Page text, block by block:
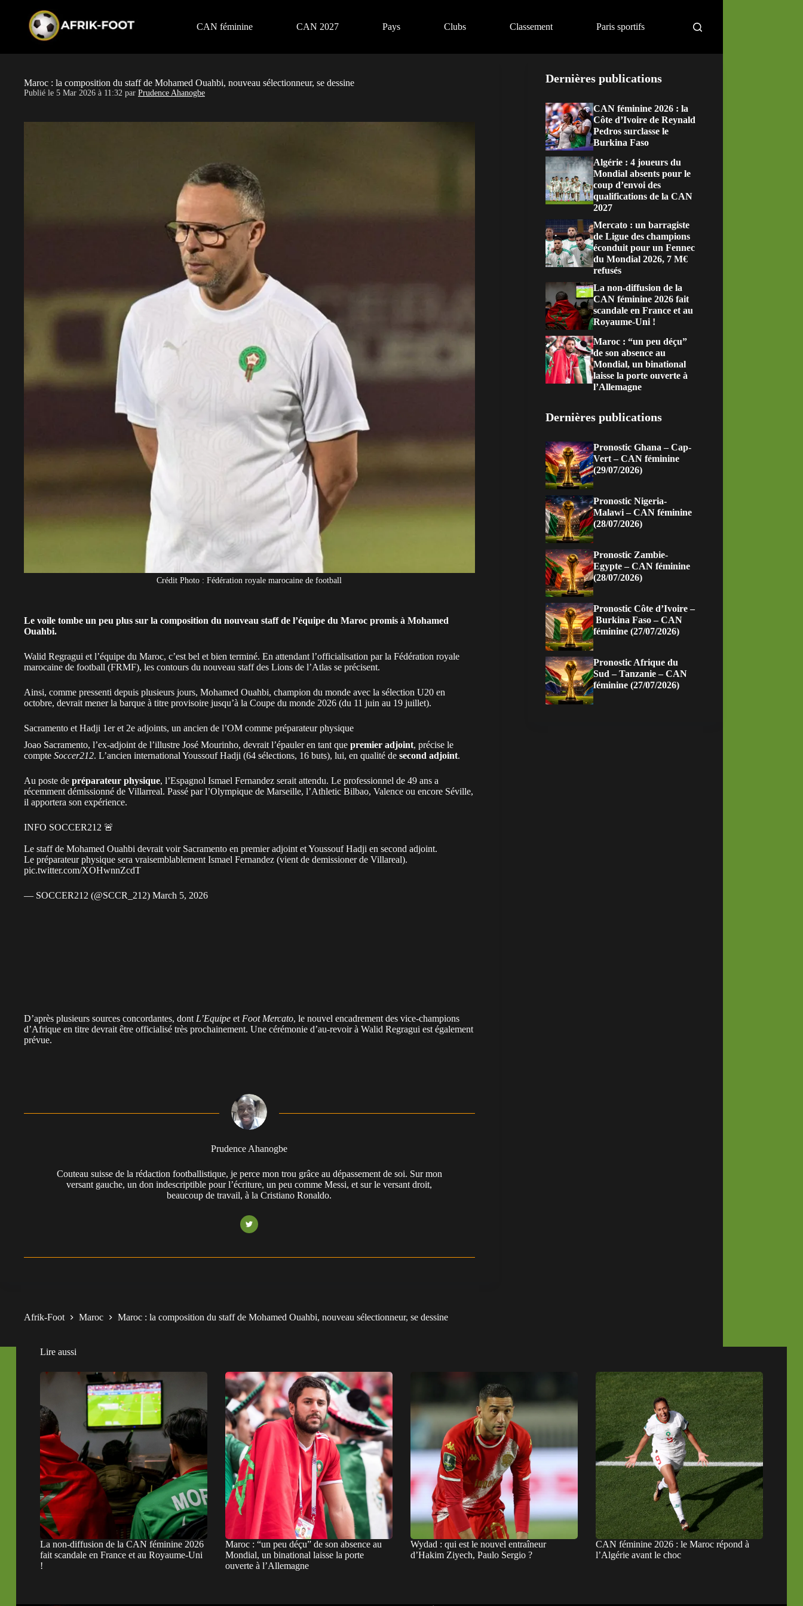
CAN féminine CAN 2027 Pays Clubs Classement Paris sportifs
Maroc : la composition du staff de Mohamed Ouahbi, nouveau sélectionneur, se dessine
Publié le 5 Mar 2026 à 11:32 par Prudence Ahanogbe
Crédit Photo : Fédération royale marocaine de football
Le voile tombe un peu plus sur la composition du nouveau staff de l’équipe du Maroc promis à Mohamed
Ouahbi.
Walid Regragui et l’équipe du Maroc, c’est bel et bien terminé. En attendant l’officialisation par la Fédération royale
marocaine de football (FRMF), les contours du nouveau staff des Lions de l’Atlas se précisent.
Ainsi, comme pressenti depuis plusieurs jours, Mohamed Ouahbi, champion du monde avec la sélection U20 en
octobre, devrait mener la barque à titre provisoire jusqu’à la Coupe du monde 2026 (du 11 juin au 19 juillet).
Sacramento et Hadji 1er et 2e adjoints, un ancien de l’OM comme préparateur physique
Joao Sacramento, l’ex-adjoint de l’illustre José Mourinho, devrait l’épauler en tant que premier adjoint, précise le
compte Soccer212. L’ancien international Youssouf Hadji (64 sélections, 16 buts), lui, en qualité de second adjoint.
Au poste de préparateur physique, l’Espagnol Ismael Fernandez serait attendu. Le professionnel de 49 ans a
récemment démissionné de Villarreal. Passé par l’Olympique de Marseille, l’Athletic Bilbao, Valence ou encore Séville,
il apportera son expérience.
INFO SOCCER212 🚨
Le staff de Mohamed Ouahbi devrait voir Sacramento en premier adjoint et Youssouf Hadji en second adjoint.
Le préparateur physique sera vraisemblablement Ismael Fernandez (vient de demissioner de Villareal).
pic.twitter.com/XOHwnnZcdT
— SOCCER212 (@SCCR_212) March 5, 2026
D’après plusieurs sources concordantes, dont L’Equipe et Foot Mercato, le nouvel encadrement des vice-champions
d’Afrique en titre devrait être officialisé très prochainement. Une cérémonie d’au-revoir à Walid Regragui est également
prévue.
Prudence Ahanogbe
Couteau suisse de la rédaction footballistique, je perce mon trou grâce au dépassement de soi. Sur mon
versant gauche, un don indescriptible pour l’écriture, un peu comme Messi, et sur le versant droit,
beaucoup de travail, à la Cristiano Ronaldo.
Dernières publications
CAN féminine 2026 : la
Côte d’Ivoire de Reynald
Pedros surclasse le
Burkina Faso
Algérie : 4 joueurs du
Mondial absents pour le
coup d’envoi des
qualifications de la CAN
2027
Mercato : un barragiste
de Ligue des champions
éconduit pour un Fennec
du Mondial 2026, 7 M€
refusés
La non-diffusion de la
CAN féminine 2026 fait
scandale en France et au
Royaume-Uni !
Maroc : “un peu déçu”
de son absence au
Mondial, un binational
laisse la porte ouverte à
l’Allemagne
Dernières publications
Pronostic Ghana – Cap-
Vert – CAN féminine
(29/07/2026)
Pronostic Nigeria-
Malawi – CAN féminine
(28/07/2026)
Pronostic Zambie-
Egypte – CAN féminine
(28/07/2026)
Pronostic Côte d’Ivoire –
Burkina Faso – CAN
féminine (27/07/2026)
Pronostic Afrique du
Sud – Tanzanie – CAN
féminine (27/07/2026)
Afrik-Foot Maroc Maroc : la composition du staff de Mohamed Ouahbi, nouveau sélectionneur, se dessine
Lire aussi
La non-diffusion de la CAN féminine 2026
fait scandale en France et au Royaume-Uni
!
Maroc : “un peu déçu” de son absence au
Mondial, un binational laisse la porte
ouverte à l’Allemagne
Wydad : qui est le nouvel entraîneur
d’Hakim Ziyech, Paulo Sergio ?
CAN féminine 2026 : le Maroc répond à
l’Algérie avant le choc